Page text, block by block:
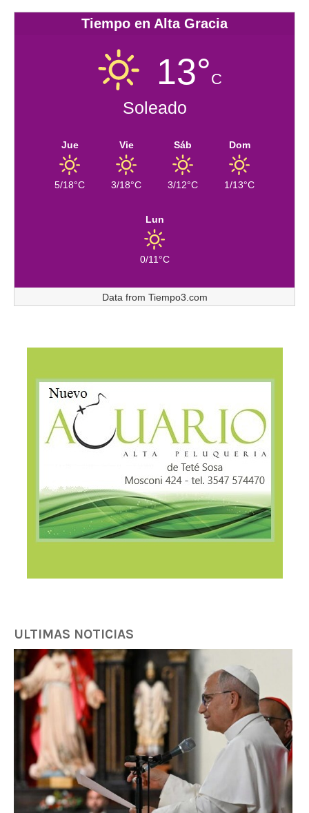
Tiempo en Alta Gracia
13°C
Soleado
Jue
5/18°C
Vie
3/18°C
Sáb
3/12°C
Dom
1/13°C
Lun
0/11°C
Data from Tiempo3.com
ULTIMAS NOTICIAS